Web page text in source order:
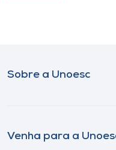
Sobre a Unoesc
Venha para a